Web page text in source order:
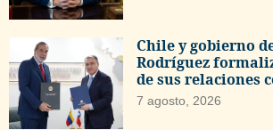
Chile y gobierno
Rodríguez
de sus relaciones
7 agosto, 2026